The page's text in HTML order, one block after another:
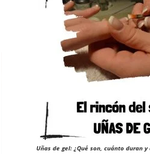
Uñas de gel: ¿Qué son, cuánto duran